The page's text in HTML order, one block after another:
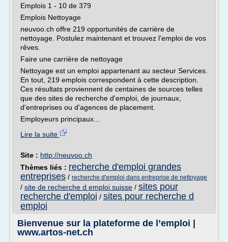
Emplois 1 - 10 de 379
Emplois Nettoyage
neuvoo.ch offre 219 opportunités de carrière de
nettoyage. Postulez maintenant et trouvez l'emploi de vos
rêves.
Faire une carrière de nettoyage
Nettoyage est un emploi appartenant au secteur Services.
En tout, 219 emplois correspondent à cette description.
Ces résultats proviennent de centaines de sources telles
que des sites de recherche d'emploi, de journaux,
d'entreprises ou d'agences de placement.
Employeurs principaux...
Lire la suite
Site : http://neuvoo.ch
Thèmes liés : recherche d'emploi grandes
entreprises / recherche d'emploi dans entreprise de nettoyage
/ site de recherche d emploi suisse / sites pour
recherche d'emploi / sites pour recherche d
emploi
Bienvenue sur la plateforme de l’emploi |
www.artos-net.ch